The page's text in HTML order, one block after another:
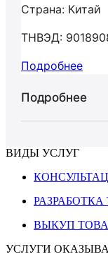
Страна: Китай
ТНВЭД:
Подробнее
Подробнее
ВИДЫ УСЛУГ
ВЫКУП
УСЛУГИ